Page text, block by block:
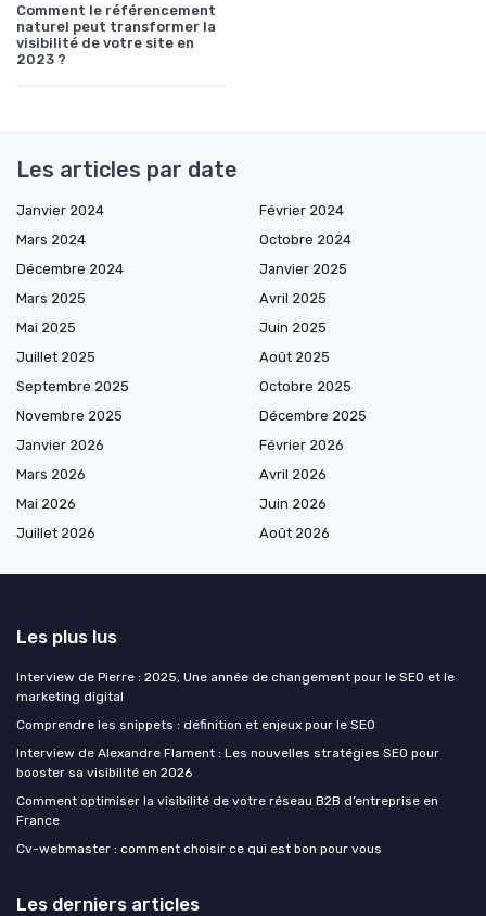
Comment le référencement
naturel peut transformer la
visibilité de votre site en
2023 ?
Les articles par date
Janvier 2024
Février 2024
Mars 2024
Octobre 2024
Décembre 2024
Janvier 2025
Mars 2025
Avril 2025
Mai 2025
Juin 2025
Juillet 2025
Août 2025
Septembre 2025
Octobre 2025
Novembre 2025
Décembre 2025
Janvier 2026
Février 2026
Mars 2026
Avril 2026
Mai 2026
Juin 2026
Juillet 2026
Août 2026
Les plus lus
Interview de Pierre : 2025, Une année de changement pour le SEO et le
marketing digital
Comprendre les snippets : définition et enjeux pour le SEO
Interview de Alexandre Flament : Les nouvelles stratégies SEO pour
booster sa visibilité en 2026
Comment optimiser la visibilité de votre réseau B2B d’entreprise en
France
Cv-webmaster : comment choisir ce qui est bon pour vous
Les derniers articles